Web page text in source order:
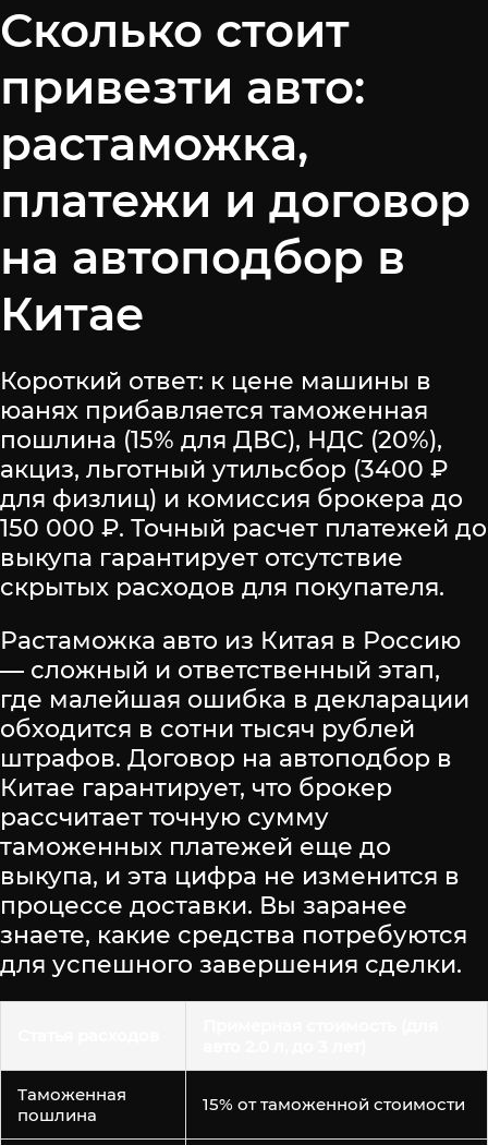
Сколько стоит
привезти авто:
растаможка,
платежи и договор
на автоподбор в
Китае
Короткий ответ: к цене машины в
юанях прибавляется таможенная
пошлина (15% для ДВС), НДС (20%),
акциз, льготный утильсбор (3400 ₽
для физлиц) и комиссия брокера до
150 000 ₽. Точный расчет платежей до
выкупа гарантирует отсутствие
скрытых расходов для покупателя.
Растаможка авто из Китая в Россию
— сложный и ответственный этап,
где малейшая ошибка в декларации
обходится в сотни тысяч рублей
штрафов. Договор на автоподбор в
Китае гарантирует, что брокер
рассчитает точную сумму
таможенных платежей еще до
выкупа, и эта цифра не изменится в
процессе доставки. Вы заранее
знаете, какие средства потребуются
для успешного завершения сделки.
Таможенная
пошлина
15% от таможенной стоимости